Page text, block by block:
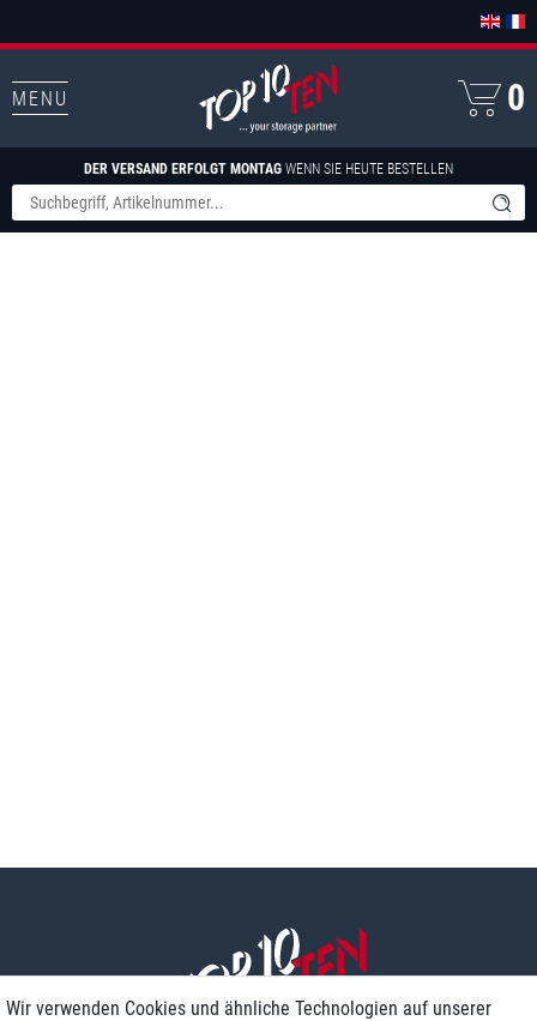
MENU
DER VERSAND ERFOLGT MONTAG WENN SIE HEUTE BESTELLEN
0
Wir verwenden Cookies und ähnliche Technologien auf unserer